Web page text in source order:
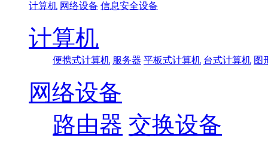
计算机 网络设备 信息安全设备
计算机
便携式计算机 服务器 平板式计算机 台式计算机 图
网络设备
路由器 交换设备